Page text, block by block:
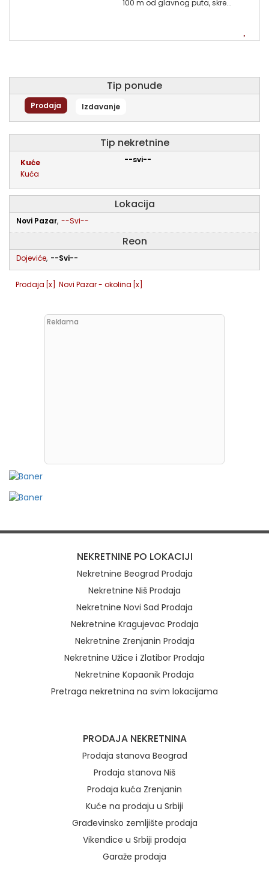
100 m od glavnog puta, skre...
Tip ponude
Prodaja Izdavanje
tip nekretnine
kuće
kuća
--svi--
Lokacija
Novi Pazar, --Svi--
Reon
Dojeviće, --Svi--
Prodaja [x] Novi Pazar - okolina [x]
Reklama
NEKRETNINE PO LOKACIJI
Nekretnine Beograd Prodaja
Nekretnine Niš Prodaja
Nekretnine Novi Sad Prodaja
Nekretnine Kragujevac Prodaja
Nekretnine Zrenjanin Prodaja
Nekretnine Užice i Zlatibor Prodaja
Nekretnine Kopaonik Prodaja
Pretraga nekretnina na svim lokacijama
PRODAJA NEKRETNINA
Prodaja stanova Beograd
Prodaja stanova Niš
Prodaja kuća Zrenjanin
Kuće na prodaju u Srbiji
Građevinsko zemljište prodaja
Vikendice u Srbiji prodaja
Garaže prodaja